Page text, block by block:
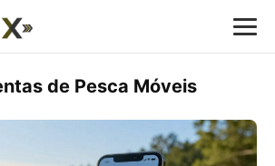
de Pesca Móveis